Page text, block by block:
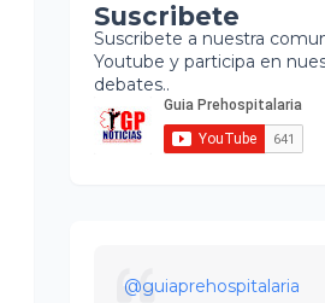
Suscribete
Suscribete a nuestra
Youtube y participa en
debates..
@guiaprehospitalaria